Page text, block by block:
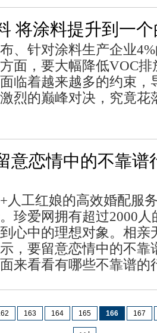
将涂料提升到一
、针对涂料生产企业
面，要大幅降低VOC
临着越来越多的约束，
烈的巅峰对决，究竟花
意恋情中的不靠谱
人工红娘的高效婚配服
珍爱网拥有超过2000
心中的理想对象。相亲
，要留意恋情中的不靠
来看看有哪些不靠谱的
163 164 165 166 167